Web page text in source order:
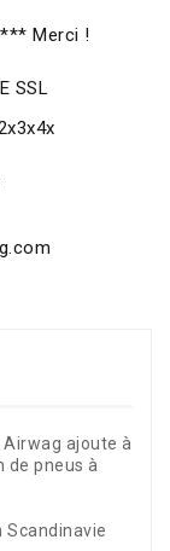
Merci !
SSL
ajoute à
de pneus à
Scandinavie